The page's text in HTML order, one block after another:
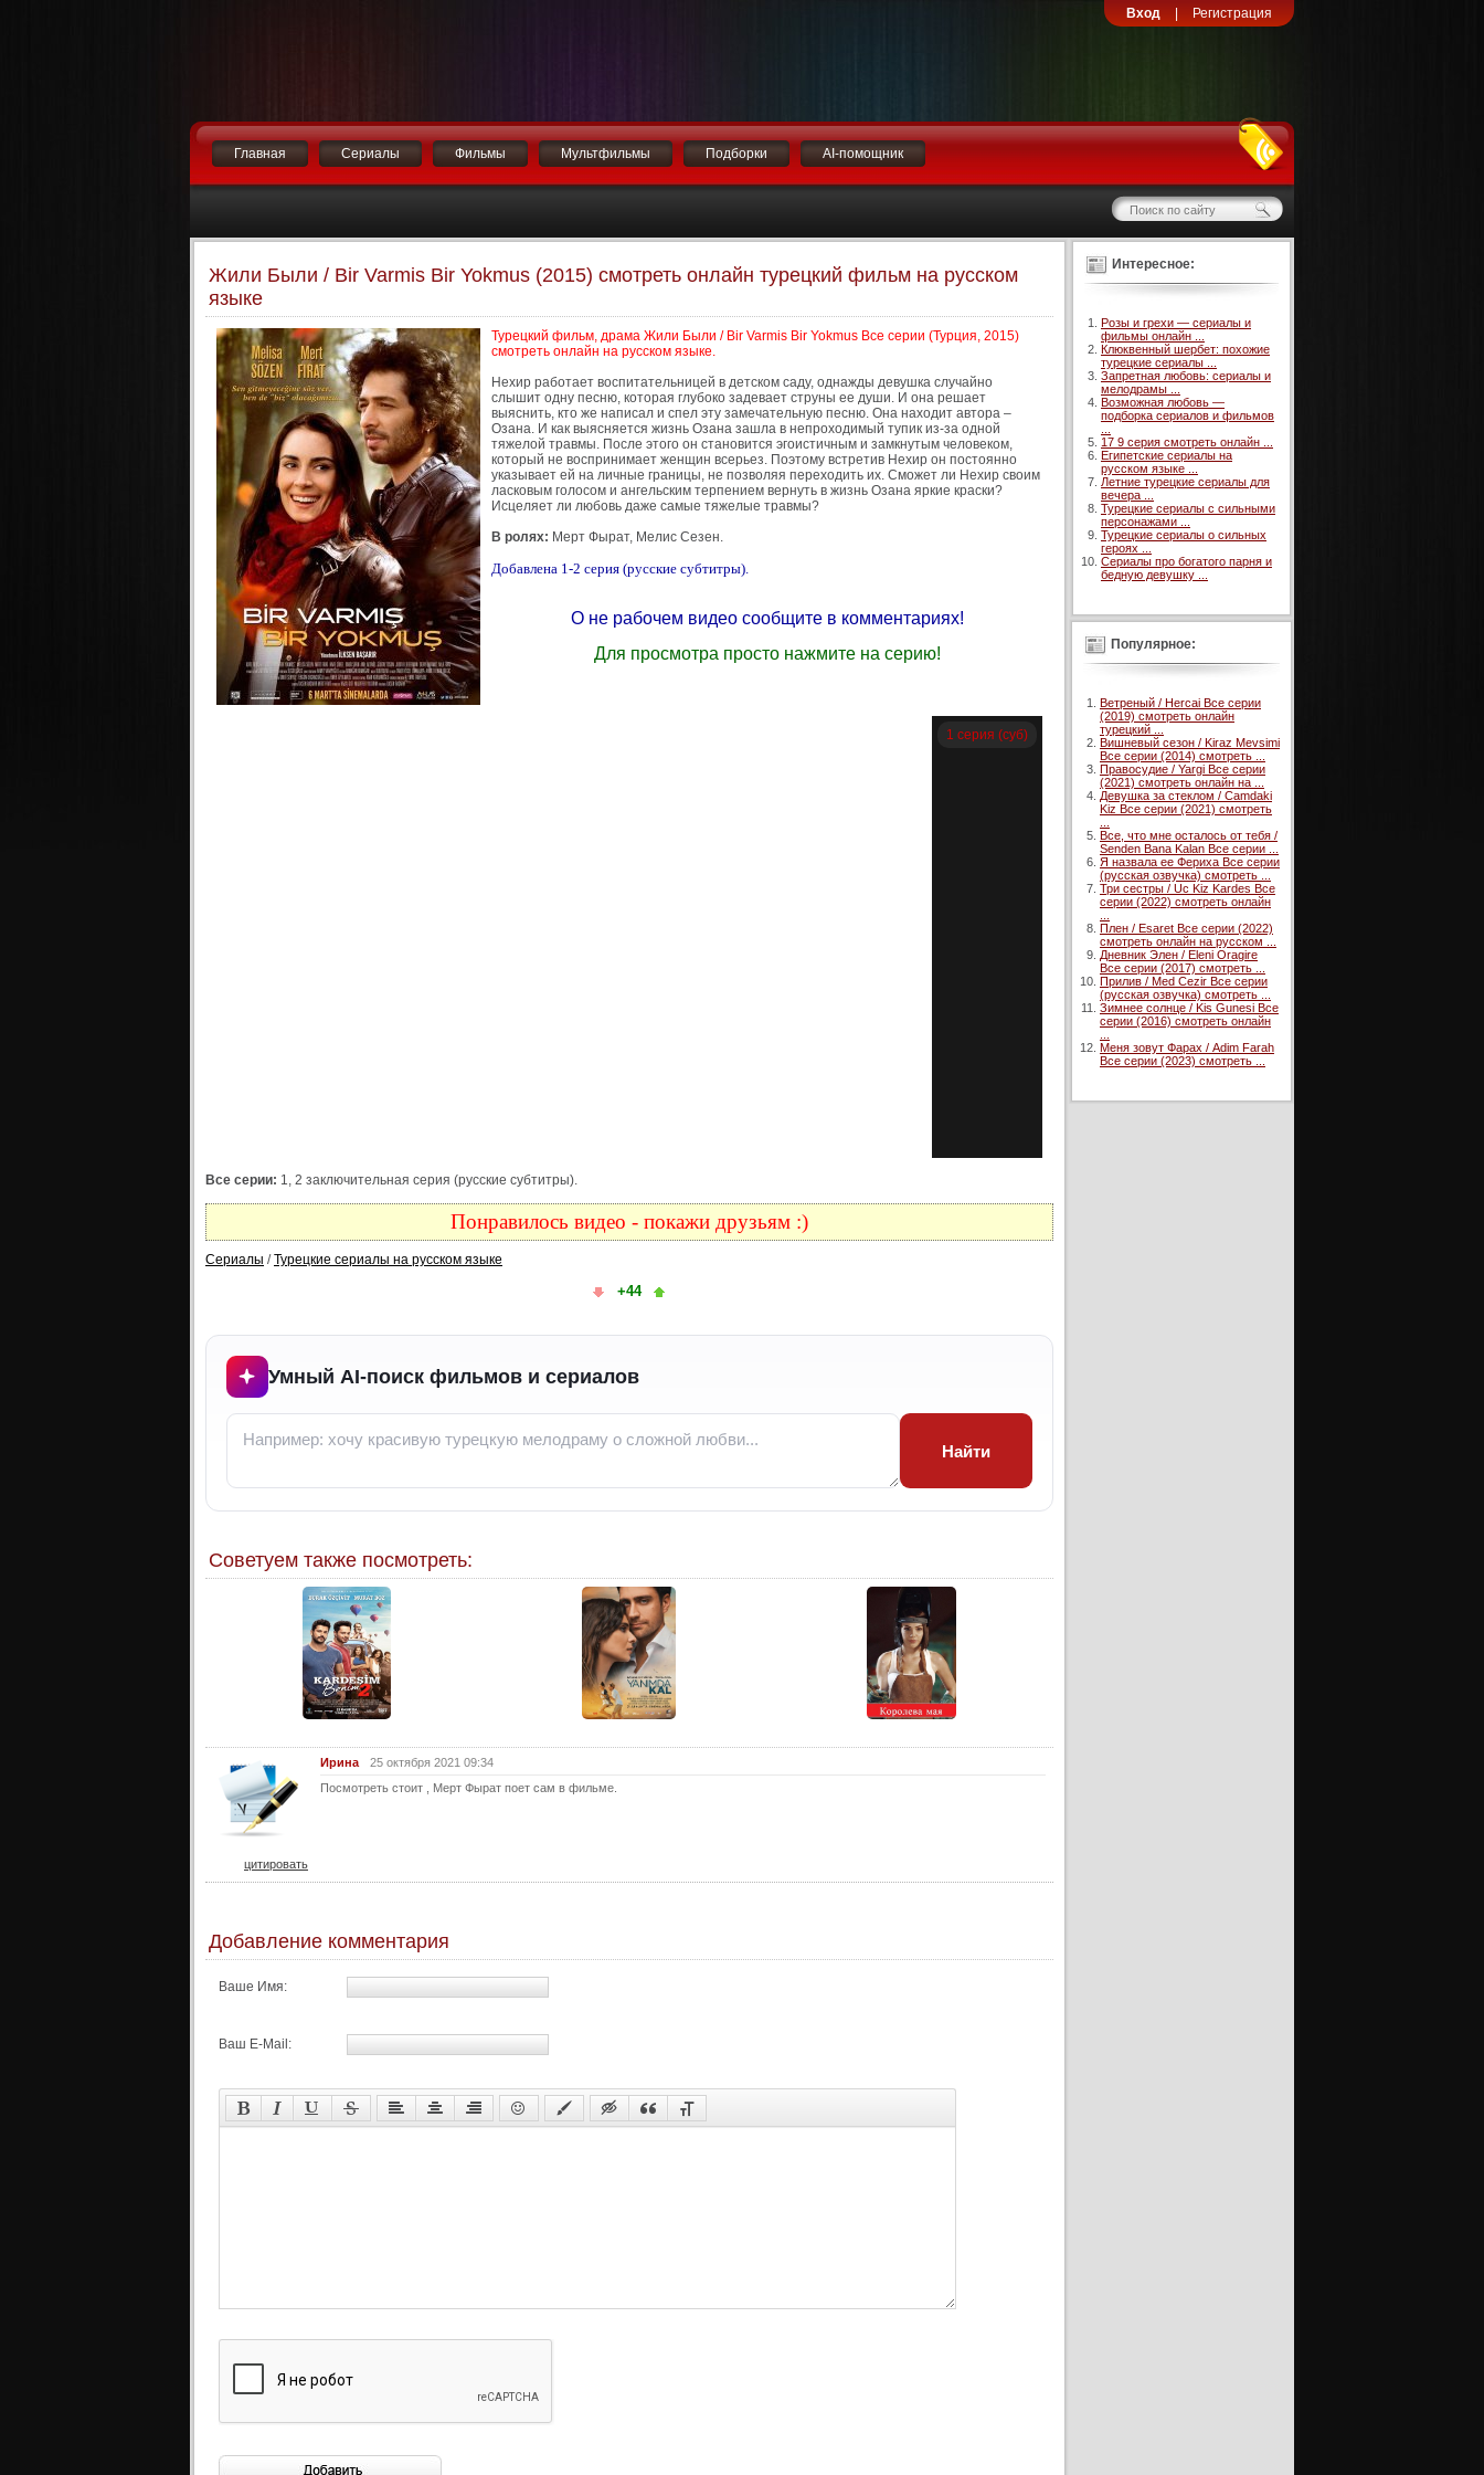
Вход Регистрация
Главная Сериалы Фильмы Мультфильмы Подборки AI-помощник
Жили Были / Bir Varmis Bir Yokmus (2015) смотреть онлайн турецкий фильм на русском
языке
Турецкий фильм, драма Жили Были / Bir Varmis Bir Yokmus Все серии (Турция, 2015)
смотреть онлайн на русском языке.
Нехир работает воспитательницей в детском саду, однажды девушка случайно
слышит одну песню, которая глубоко задевает струны ее души. И она решает
выяснить, кто же написал и спел эту замечательную песню. Она находит автора –
Озана. И как выясняется жизнь Озана зашла в непроходимый тупик из-за одной
тяжелой травмы. После этого он становится эгоистичным и замкнутым человеком,
который не воспринимает женщин всерьез. Поэтому встретив Нехир он постоянно
указывает ей на личные границы, не позволяя переходить их. Сможет ли Нехир своим
ласковым голосом и ангельским терпением вернуть в жизнь Озана яркие краски?
Исцеляет ли любовь даже самые тяжелые травмы?
В ролях: Мерт Фырат, Мелис Сезен.
Добавлена 1-2 серия (русские субтитры).
О не рабочем видео сообщите в комментариях!
Для просмотра просто нажмите на серию!
1 серия (суб)
Все серии: 1, 2 заключительная серия (русские субтитры).
Понравилось видео - покажи друзьям :)
Сериалы /Турецкие сериалы на русском языке
+44
Умный AI-поиск фильмов и сериалов
Найти
Советуем также посмотреть:
Ирина
25 октября 2021 09:34
Посмотреть стоит , Мерт Фырат поет сам в фильме.
цитировать
Добавление комментария
Ваше Имя:
Ваш E-Mail:
Интересное:
Розы и грехи — сериалы и
фильмы онлайн ...
Клюквенный шербет: похожие
турецкие сериалы ...
Запретная любовь: сериалы и
мелодрамы ...
Возможная любовь —
подборка сериалов и фильмов
17 9 серия смотреть онлайн ...
Египетские сериалы на
русском языке ...
Летние турецкие сериалы для
вечера ...
Турецкие сериалы с сильными
персонажами ...
Турецкие сериалы о сильных
героях ...
Сериалы про богатого парня и
бедную девушку ...
Популярное:
Ветреный / Hercai Все серии
(2019) смотреть онлайн
турецкий ...
Вишневый сезон / Kiraz Mevsimi
Все серии (2014) смотреть ...
Правосудие / Yargi Все серии
(2021) смотреть онлайн на ...
Девушка за стеклом / Camdaki
Kiz Все серии (2021) смотреть
Все, что мне осталось от тебя /
Senden Bana Kalan Все серии ...
Я назвала ее Фериха Все серии
(русская озвучка) смотреть ...
Три сестры / Uc Kiz Kardes Все
серии (2022) смотреть онлайн
Плен / Esaret Все серии (2022)
смотреть онлайн на русском ...
Дневник Элен / Eleni Oragire
Все серии (2017) смотреть ...
Прилив / Med Cezir Все серии
(русская озвучка) смотреть ...
Зимнее солнце / Kis Gunesi Все
серии (2016) смотреть онлайн
Меня зовут Фарах / Adim Farah
Все серии (2023) смотреть ...